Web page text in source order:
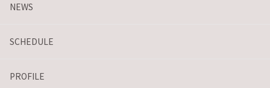
NEWS
SCHEDULE
PROFILE